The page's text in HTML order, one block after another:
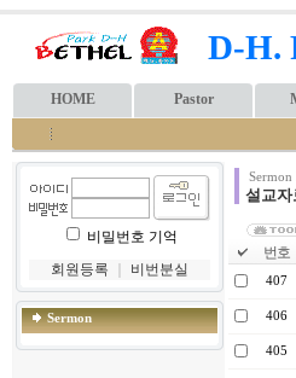
D-H.
HOME Pastor
비밀번호 기억
회원등록
비번분실
Sermon
Sermon
설교자
번호
407
406
405